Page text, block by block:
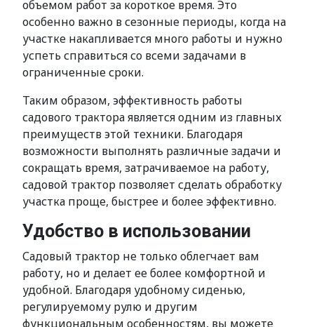
объемом работ за короткое время. Это
особенно важно в сезонные периоды, когда на
участке накапливается много работы и нужно
успеть справиться со всеми задачами в
ограниченные сроки.
Таким образом, эффективность работы
садового трактора является одним из главных
преимуществ этой техники. Благодаря
возможности выполнять различные задачи и
сокращать время, затрачиваемое на работу,
садовой трактор позволяет сделать обработку
участка проще, быстрее и более эффективно.
Удобство в использовании
Садовый трактор не только облегчает вам
работу, но и делает ее более комфортной и
удобной. Благодаря удобному сиденью,
регулируемому рулю и другим
функциональным особенностям, вы можете